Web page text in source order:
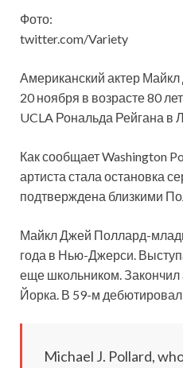
Фото:
twitter.com/Variety
Американский актер
20 ноября в возрасте 80
UCLA Рональда Рейгана в
Как сообщает Washington
артиста стала остановка
подтверждена близкими
Майкл Джей Поллард-
года в Нью-Джерси.
еще школьником.
Йорка. В 59-м дебютировал
Michael J. Pollard,